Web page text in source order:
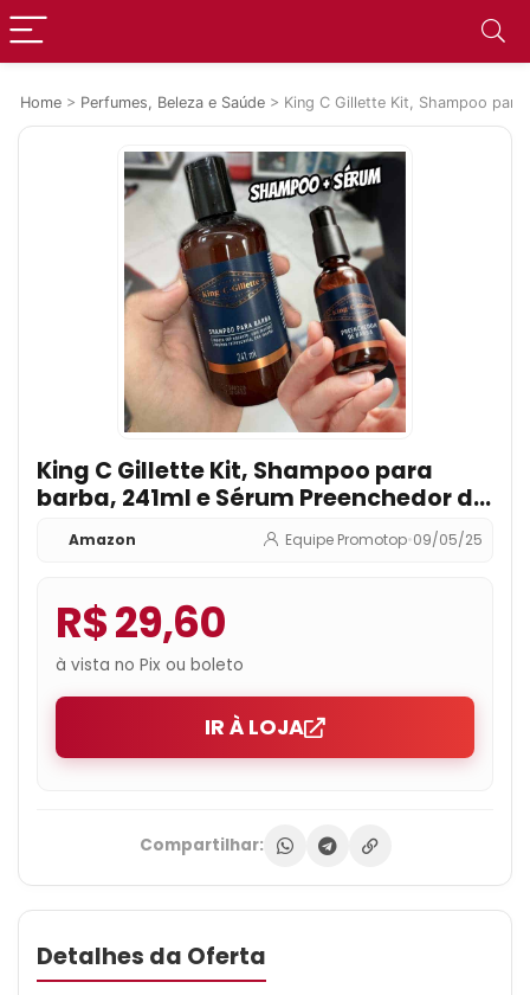
Home > Perfumes, Beleza e Saúde > King C Gillette Kit, Shampoo
King C Gillette Kit, Shampoo para
barba, 241ml e Sérum Preenchedor de
Amazon Equipe Promotop•09/05/25
R$ 29,60
à vista no Pix ou boleto
IR À LOJA
Compartilhar:
Detalhes da Oferta